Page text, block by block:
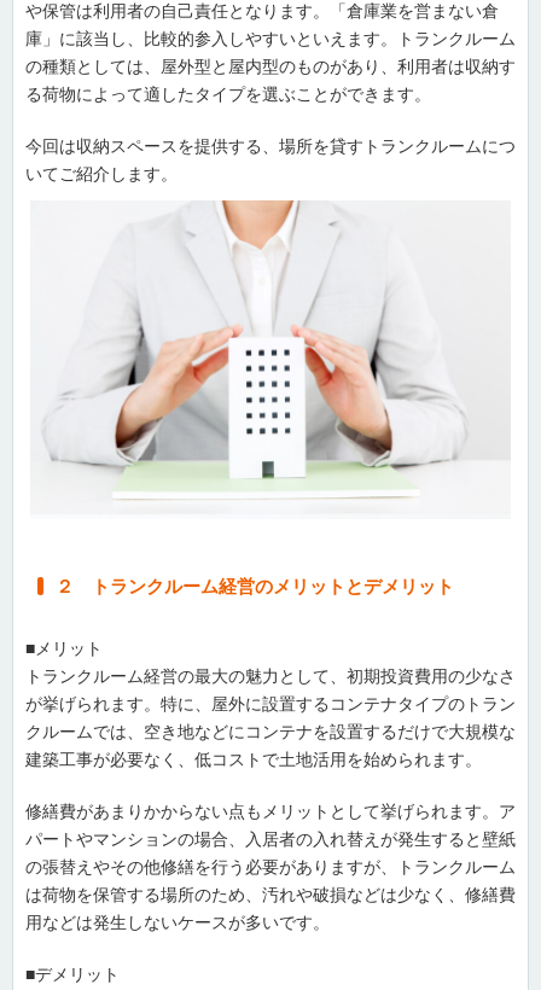
や保管は利用者の自己責任となります。「倉庫業を営まない倉
庫」に該当し、比較的参入しやすいといえます。トランクルーム
の種類としては、屋外型と屋内型のものがあり、利用者は収納す
る荷物によって適したタイプを選ぶことができます。
今回は収納スペースを提供する、場所を貸すトランクルームにつ
いてご紹介します。
２ トランクルーム経営のメリットとデメリット
■メリット
トランクルーム経営の最大の魅力として、初期投資費用の少なさ
が挙げられます。特に、屋外に設置するコンテナタイプのトラン
クルームでは、空き地などにコンテナを設置するだけで大規模な
建築工事が必要なく、低コストで土地活用を始められます。
修繕費があまりかからない点もメリットとして挙げられます。ア
パートやマンションの場合、入居者の入れ替えが発生すると壁紙
の張替えやその他修繕を行う必要がありますが、トランクルーム
は荷物を保管する場所のため、汚れや破損などは少なく、修繕費
用などは発生しないケースが多いです。
■デメリット